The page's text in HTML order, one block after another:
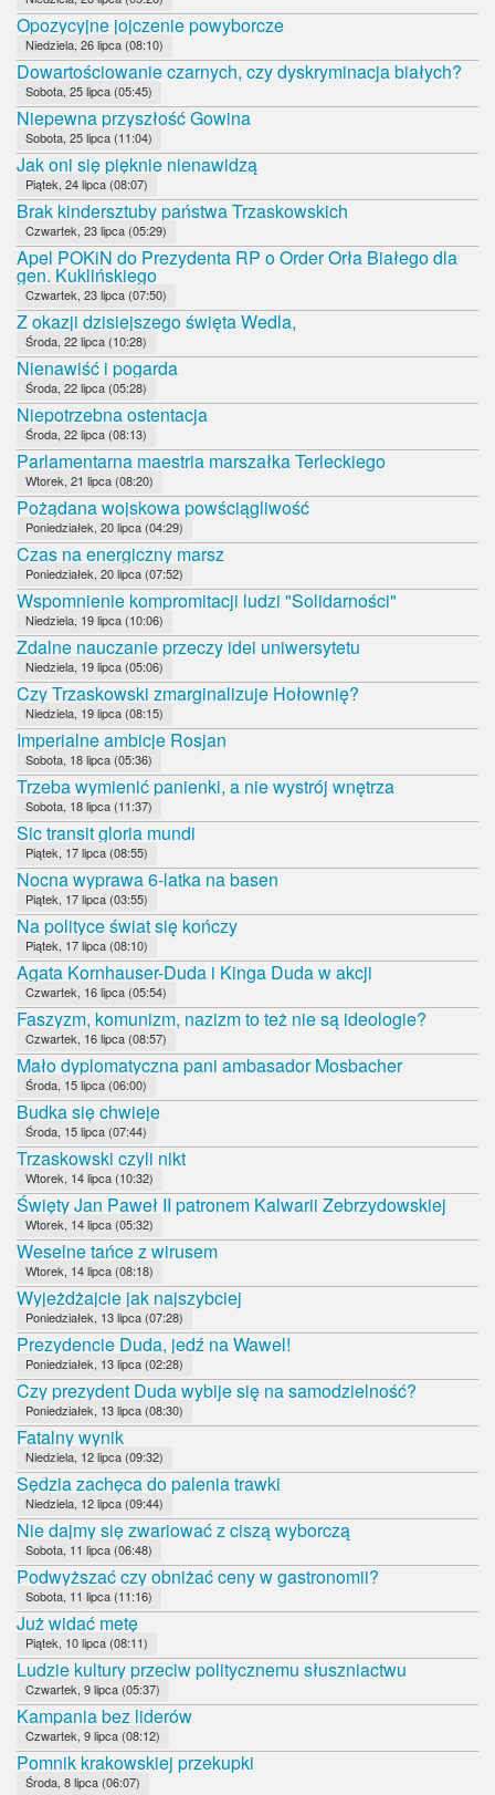
Opozycyjne jojczenie powyborcze
Niedziela, 26 lipca (08:10)
Dowartościowanie czarnych, czy dyskryminacja białych?
Sobota, 25 lipca (05:45)
Niepewna przyszłość Gowina
Sobota, 25 lipca (11:04)
Jak oni się pięknie nienawidzą
Piątek, 24 lipca (08:07)
Brak kindersztuby państwa Trzaskowskich
Czwartek, 23 lipca (05:29)
Apel POKiN do Prezydenta RP o Order Orła Białego dla
gen. Kuklińskiego
Czwartek, 23 lipca (07:50)
Z okazji dzisiejszego święta Wedla,
Środa, 22 lipca (10:28)
Nienawiść i pogarda
Środa, 22 lipca (05:28)
Niepotrzebna ostentacja
Środa, 22 lipca (08:13)
Parlamentarna maestria marszałka Terleckiego
Wtorek, 21 lipca (08:20)
Pożądana wojskowa powściągliwość
Poniedziałek, 20 lipca (04:29)
Czas na energiczny marsz
Poniedziałek, 20 lipca (07:52)
Wspomnienie kompromitacji ludzi "Solidarności"
Niedziela, 19 lipca (10:06)
Zdalne nauczanie przeczy idei uniwersytetu
Niedziela, 19 lipca (05:06)
Czy Trzaskowski zmarginalizuje Hołownię?
Niedziela, 19 lipca (08:15)
Imperialne ambicje Rosjan
Sobota, 18 lipca (05:36)
Trzeba wymienić panienki, a nie wystrój wnętrza
Sobota, 18 lipca (11:37)
Sic transit gloria mundi
Piątek, 17 lipca (08:55)
Nocna wyprawa 6-latka na basen
Piątek, 17 lipca (03:55)
Na polityce świat się kończy
Piątek, 17 lipca (08:10)
Agata Kornhauser-Duda i Kinga Duda w akcji
Czwartek, 16 lipca (05:54)
Faszyzm, komunizm, nazizm to też nie są ideologie?
Czwartek, 16 lipca (08:57)
Mało dyplomatyczna pani ambasador Mosbacher
Środa, 15 lipca (06:00)
Budka się chwieje
Środa, 15 lipca (07:44)
Trzaskowski czyli nikt
Wtorek, 14 lipca (10:32)
Święty Jan Paweł II patronem Kalwarii Zebrzydowskiej
Wtorek, 14 lipca (05:32)
Weselne tańce z wirusem
Wtorek, 14 lipca (08:18)
Wyjeżdżajcie jak najszybciej
Poniedziałek, 13 lipca (07:28)
Prezydencie Duda, jedź na Wawel!
Poniedziałek, 13 lipca (02:28)
Czy prezydent Duda wybije się na samodzielność?
Poniedziałek, 13 lipca (08:30)
Fatalny wynik
Niedziela, 12 lipca (09:32)
Sędzia zachęca do palenia trawki
Niedziela, 12 lipca (09:44)
Nie dajmy się zwariować z ciszą wyborczą
Sobota, 11 lipca (06:48)
Podwyższać czy obniżać ceny w gastronomii?
Sobota, 11 lipca (11:16)
Już widać metę
Piątek, 10 lipca (08:11)
Ludzie kultury przeciw politycznemu słuszniactwu
Czwartek, 9 lipca (05:37)
Kampania bez liderów
Czwartek, 9 lipca (08:12)
Pomnik krakowskiej przekupki
Środa, 8 lipca (06:07)